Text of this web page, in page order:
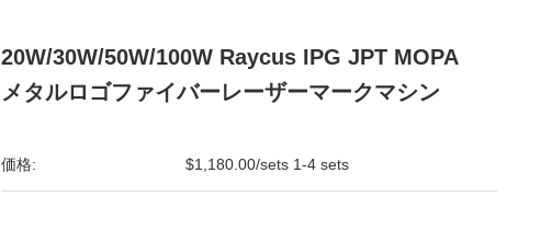
20W/30W/50W/100W Raycus IPG JPT MOPA
メタルロゴファイバーレーザーマークマシン
価格: $1,180.00/sets 1-4 sets